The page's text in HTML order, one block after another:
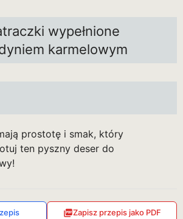
wypełnione
karmelowym
prostotę i smak, który
ten pyszny deser do
Zapisz przepis jako PDF